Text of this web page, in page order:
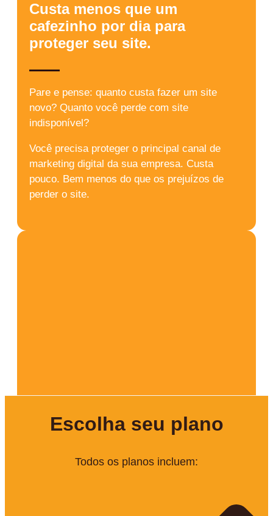
Custa menos que um
cafezinho por dia para
proteger seu site.
Pare e pense: quanto custa fazer um site
novo? Quanto você perde com site
indisponível?
Você precisa proteger o principal canal de
marketing digital da sua empresa. Custa
pouco. Bem menos do que os prejuízos de
perder o site.
Escolha seu plano
Todos os planos incluem: